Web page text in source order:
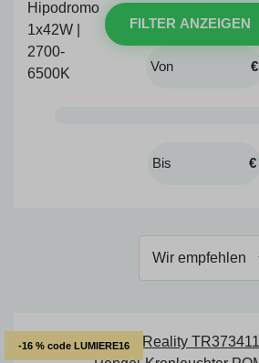
FILTER ANZEIGEN
€
€
-16 % code LUMIERE16